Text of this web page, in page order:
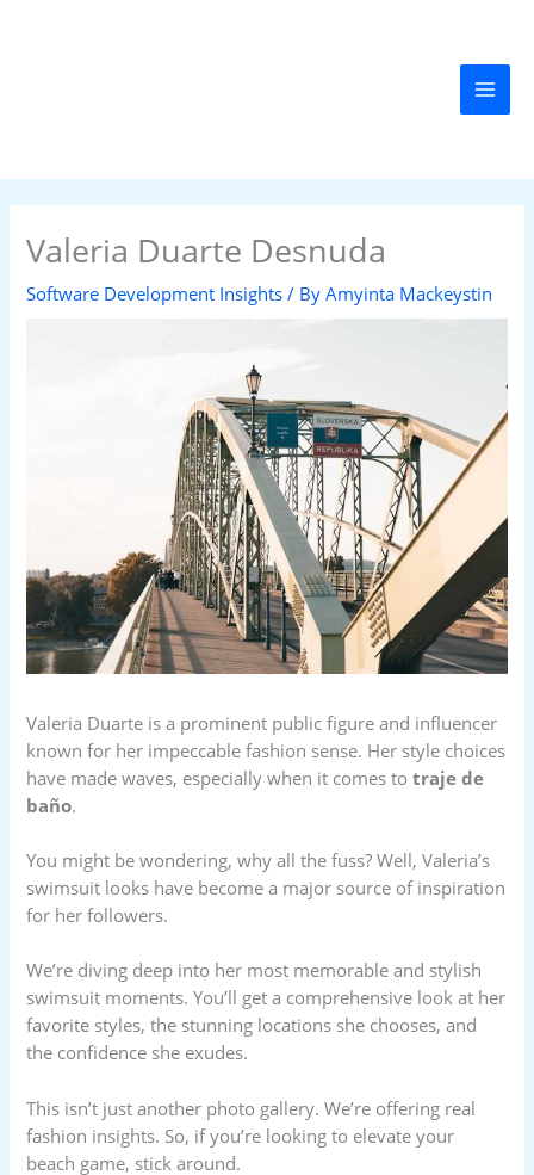
Valeria Duarte Desnuda
Software Development Insights / ByAmyinta Mackeystin
Valeria Duarte is a prominent public figure and influencer
known for her impeccable fashion sense. Her style choices
have made waves, especially when it comes totraje de
baño.
You might be wondering, why all the fuss? Well, Valeria’s
swimsuit looks have become a major source of inspiration
for her followers.
We’re diving deep into her most memorable and stylish
swimsuit moments. You’ll get a comprehensive look at her
favorite styles, the stunning locations she chooses, and
the confidence she exudes.
This isn’t just another photo gallery. We’re offering real
fashion insights. So, if you’re looking to elevate your
beach game, stick around.